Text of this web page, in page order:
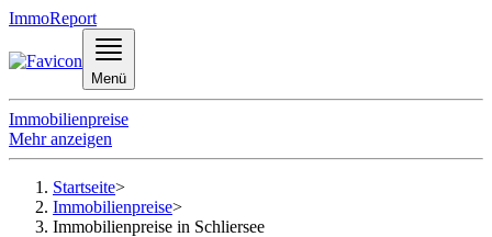
ImmoReport
Menü
Immobilienpreise
Mehr anzeigen
Startseite>
Immobilienpreise>
Immobilienpreise in Schliersee